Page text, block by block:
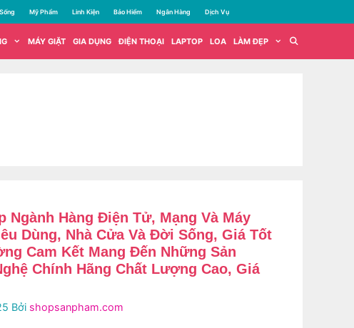
Mỹ Phẩm Linh Kiện Bảo Hiểm Ngân Hàng Dịch Vụ
MÁY GIẶT GIA DỤNG ĐIỆN THOẠI LAPTOP LOA LÀM ĐẸP
Ngành Hàng Điện Tử, Mạng Và Máy
Dùng, Nhà Cửa Và Đời Sống, Giá Tốt
Cam Kết Mang Đến Những Sản
Chính Hãng Chất Lượng Cao, Giá
Bởi shopsanpham.com